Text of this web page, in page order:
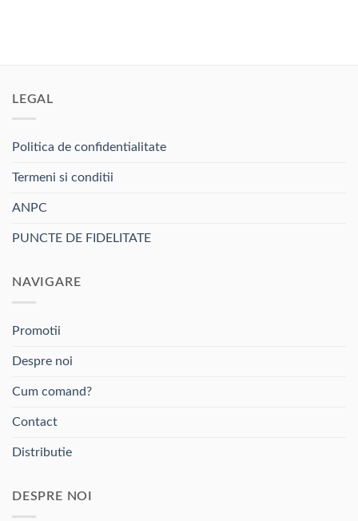
LEGAL
Politica de confidentialitate
Termeni si conditii
ANPC
PUNCTE DE FIDELITATE
NAVIGARE
Promotii
Despre noi
Cum comand?
Contact
Distributie
DESPRE NOI